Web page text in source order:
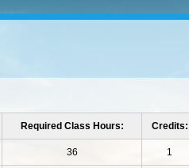
Required Class Hours: Credits:
36 1